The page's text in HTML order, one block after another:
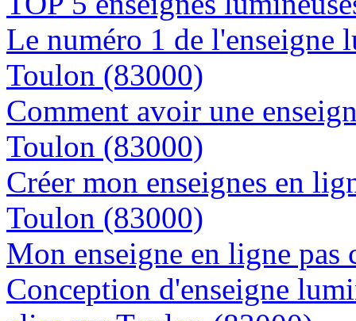
Le numéro 1 de l'enseigne
Toulon (83000)
Comment avoir une
Toulon (83000)
Créer mon enseignes en
Toulon (83000)
Mon enseigne en ligne
Conception d'enseigne